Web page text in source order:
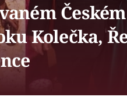
Kolečka,